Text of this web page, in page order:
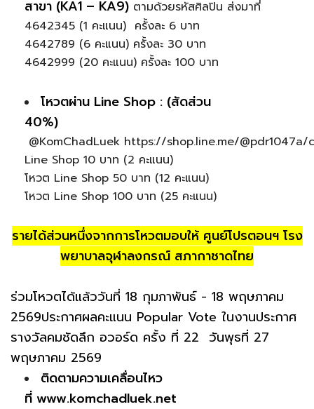
สาขา (KA1 – KA9) ตามด้วยรหัสศิลปิน ส่งมาที่
4642345 (1 คะแนน) ครั้งละ 6 บาท
4642789 (6 คะแนน) ครั้งละ 30 บาท
4642999 (20 คะแนน) ครั้งละ 100 บาท
โหวตผ่าน Line Shop : (สัดส่วน
40%)
@KomChadLuek https://shop.line.me/
Line Shop 10 บาท (2 คะแนน)
โหวต Line Shop 50 บาท (12 คะแนน)
โหวต Line Shop 100 บาท (25 คะแนน)
รายได้ส่วนหนึ่งจากการโหวตมอบให้ ศูนย์โปรตอนฯ โรง
พยาบาลจุฬาลงกรณ์ สภากาชาดไทย
ร่วมโหวตได้แล้ววันที่ 18 กุมภาพันธ์ - 18 พฤษภาคม
2569ประกาศผลคะแนน Popular Vote ในงานประกาศ
รางวัลคมชัดลึก อวอร์ด ครั้ง ที่ 22 วันพุธที่ 27
พฤษภาคม 2569
ติดตามความเคลื่อนไหว
ที่ www.komchadluek.net